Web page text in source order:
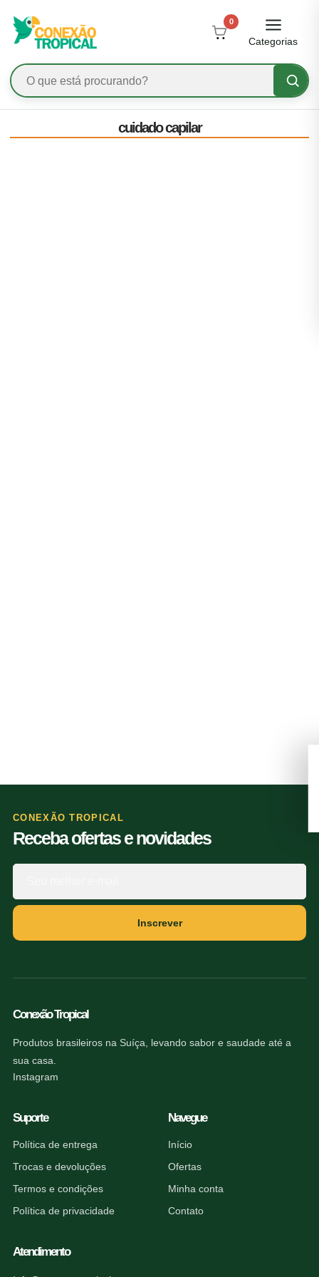
0
Categorias
cuidado capilar
CONEXÃO TROPICAL
Receba ofertas e novidades
Inscrever
Conexão Tropical
Produtos brasileiros na Suíça, levando sabor e saudade até a
sua casa.
Instagram
Suporte
Política de entrega
Trocas e devoluções
Termos e condições
Política de privacidade
Navegue
Início
Ofertas
Minha conta
Contato
Atendimento